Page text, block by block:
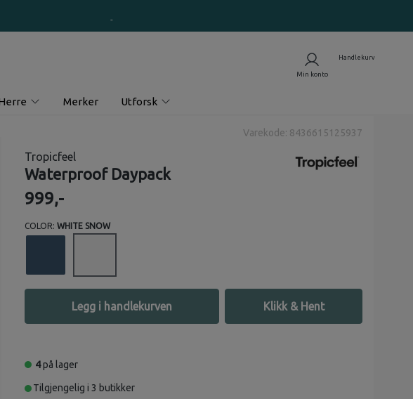
Merker Utforsk
Varekode: 8436615125937
Tropicfeel
Waterproof Daypack
999,-
COLOR: WHITE SNOW
Legg i handlekurven Klikk & Hent
4 på lager
Tilgjengelig i 3 butikker